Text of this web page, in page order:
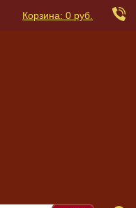
Корзина: 0 руб.